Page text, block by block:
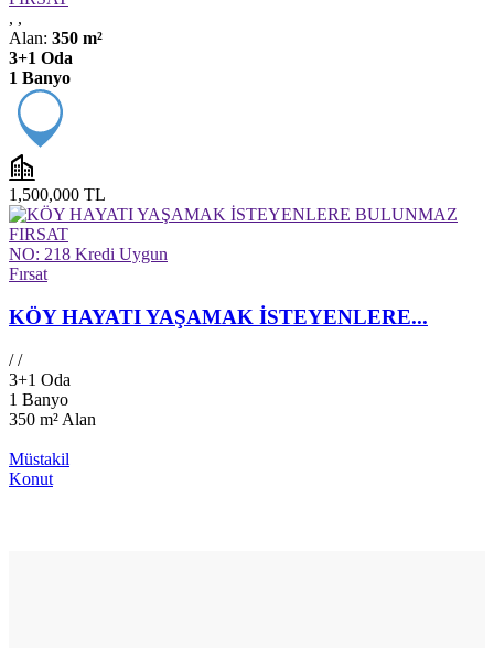
, ,
Alan: 350 m²
3+1 Oda
1 Banyo
1,500,000 TL
NO: 218 Kredi Uygun
Fırsat
KÖY HAYATI YAŞAMAK İSTEYENLERE...
/ /
3+1 Oda
1 Banyo
350 m² Alan
Müstakil
Konut